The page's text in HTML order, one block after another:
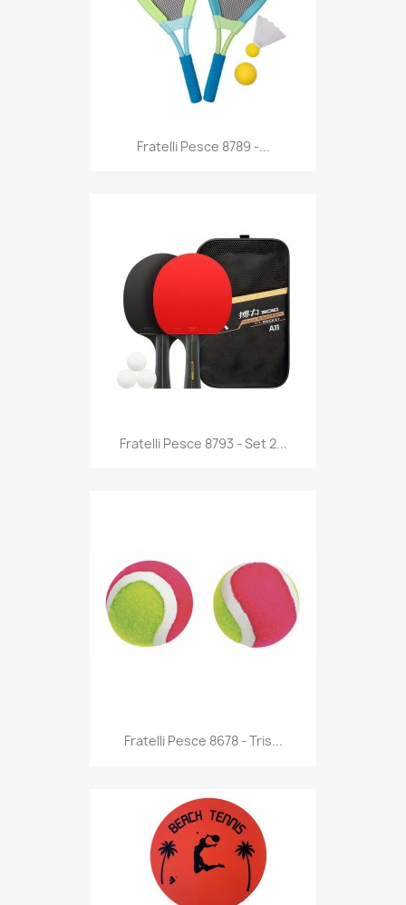
Anteprima
Fratelli Pesce 8789 -...
Anteprima
Fratelli Pesce 8793 - Set 2...
Anteprima
Fratelli Pesce 8678 - Tris...